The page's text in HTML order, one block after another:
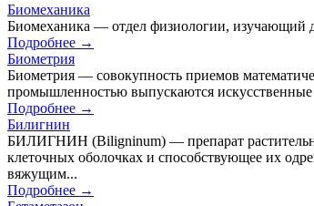
Биомеханика
Биомеханика — отдел физиологии, изучающий
Подробнее →
Биометрия
Биометрия — совокупность приемов
промышленностью выпускаются искусственные
Подробнее →
Билигнин
БИЛИГНИН (Biligninum) — препарат
клеточных оболочках и способствующее их
вяжущим...
Подробнее →